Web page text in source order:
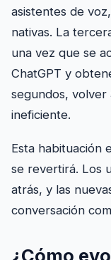
asistentes de
nativas. La
una vez que se
ChatGPT y
segundos, volver
ineficiente.
Esta habituación
se revertirá. Los
atrás, y las
conversación
¿Cómo